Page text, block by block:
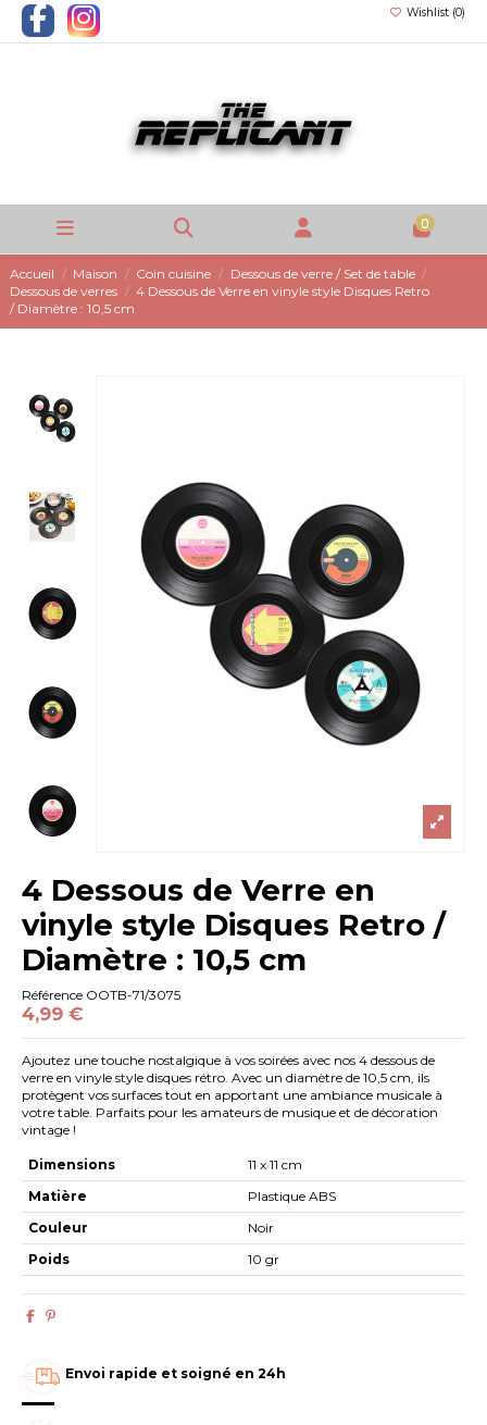
Wishlist (0)
0
Accueil Maison Coin cuisine
Dessous de verre / Set de table
Dessous de verres
4 Dessous de Verre en vinyle style Disques Retro
/ Diamètre : 10,5 cm
4 Dessous de Verre en
vinyle style Disques Retro /
Diamètre : 10,5 cm
Référence OOTB-71/3075
4,99 €
Ajoutez une touche nostalgique à vos soirées avec nos 4 dessous de
verre en vinyle style disques rétro. Avec un diamètre de 10,5 cm, ils
protègent vos surfaces tout en apportant une ambiance musicale à
votre table. Parfaits pour les amateurs de musique et de décoration
vintage !
Dimensions
11 x 11 cm
Matière
Plastique ABS
Couleur
Noir
Poids
10 gr
Envoi rapide et soigné en 24h